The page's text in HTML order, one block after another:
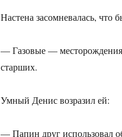
Настена засомневалась, что
— Газовые —
старших.
Умный Денис возразил ей:
— Папин друг использовал